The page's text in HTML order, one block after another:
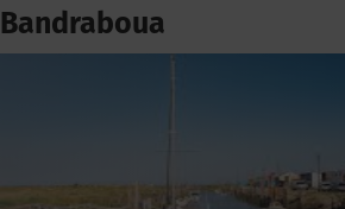
Bandraboua